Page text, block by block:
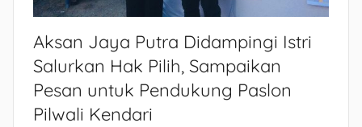
Aksan Jaya Putra Didampingi Istri
Salurkan Hak Pilih, Sampaikan
Pesan untuk Pendukung Paslon
Pilwali Kendari